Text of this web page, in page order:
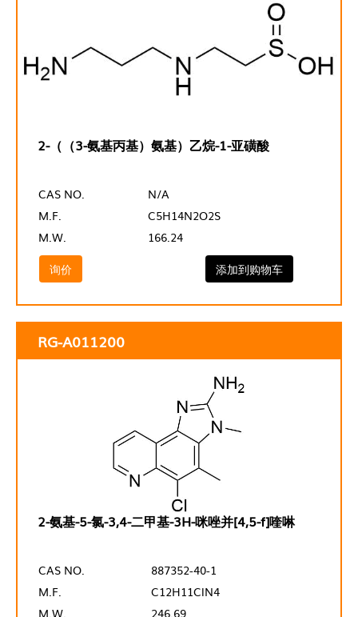
2-（（3-氨基丙基）氨基）乙烷-1-亚磺酸
CAS NO.
N/A
M.F.
C5H14N2O2S
M.W.
166.24
询价
添加到购物车
RG-A011200
2-氨基-5-氯-3,4-二甲基-3H-咪唑并[4,5-f]喹啉
CAS NO.
887352-40-1
M.F.
C12H11ClN4
M.W.
246.69